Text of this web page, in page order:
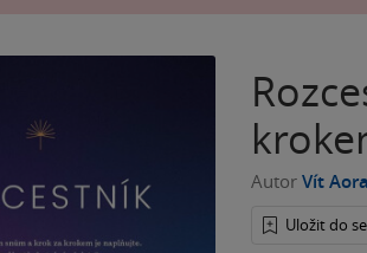
Autor Vít Aora
Uložit do